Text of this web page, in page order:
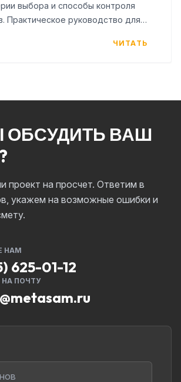
выбора и способы контроля
Практическое руководство для
ЧИТАТЬ
ОБСУДИТЬ ВАШ
проект на просчет. Ответим в
укажем на возможные ошибки и
НАМ
625-01-12
ПОЧТУ